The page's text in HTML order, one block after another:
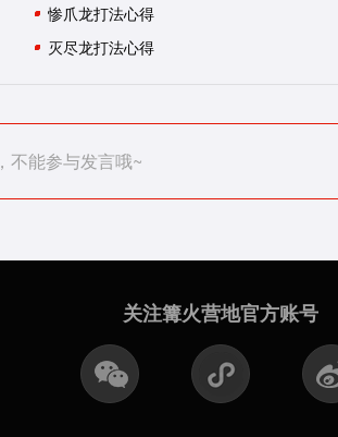
惨爪龙打法心得
灭尽龙打法心得
，不能参与发言哦~
关注篝火营地官方账号